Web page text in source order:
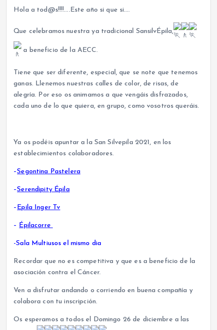
Hola a tod@s!!!!….Este año si que si….
Que celebramos nuestra ya tradicional SansilvÉpila,
a beneficio de la AECC.
Tiene que ser diferente, especial, que se note que tenemos
ganas. Llenemos nuestras calles de color, de risas, de
alegría. Por eso os animamos a que vengáis disfrazados,
cada uno de lo que quiera, en grupo, como vosotros queráis.
Ya os podéis apuntar a la San Silvepila 2021, en los
establecimientos colaboradores.
–Segontina Pastelera
–Serendipity Épila
– Epila Inger Tv
– Épilacorre
-Sala Multiusos el mismo dia
Recordar que no es competitiva y que es a beneficio de la
asociación contra el Cáncer.
Ven a disfrutar andando o corriendo en buena compañía y
colabora con tu inscripción.
Os esperamos a todos el Domingo 26 de diciembre a las